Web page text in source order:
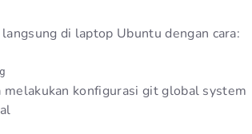
di laptop Ubuntu dengan cara:
konfigurasi git global system